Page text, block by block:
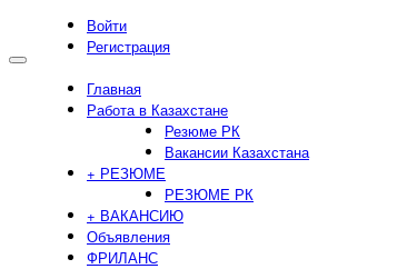
Войти
Регистрация
Главная
Работа в Казахстане
Резюме РК
Вакансии Казахстана
+ РЕЗЮМЕ
РЕЗЮМЕ РК
+ ВАКАНСИЮ
Объявления
ФРИЛАНС